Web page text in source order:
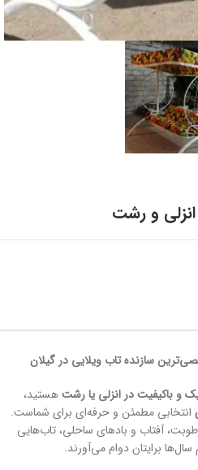
و رشت
سازنده تاب ویلایی در گیلان
و باکیفیت در انزلی یا رشتهستید،
انتخابی مطمئن و حرفه‌ای برای شماست.
رطوبت، آفتاب و بادهای ساحلی، تاب‌هایی
برایتان دوام می‌آورند.